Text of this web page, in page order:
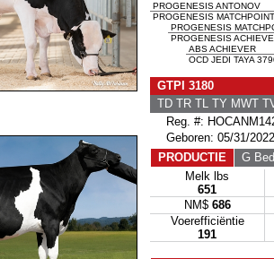
PROGENESIS ANTONOV
PROGENESIS
PROGENESIS
PROGENESIS
ABS ACHIEVER
OCD JEDI TAYA
GTPI 3180
TD TR TL TY MWT
Reg. #:
Geboren: 05/31/2022
PRODUCTIE
G
Melk lbs
651
NM$ 686
Voerefficiëntie
191